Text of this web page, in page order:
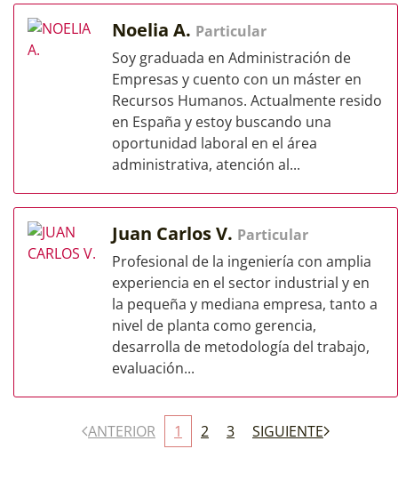
Noelia A. Particular
Soy graduada en Administración de
Empresas y cuento con un máster en
Recursos Humanos. Actualmente resido
en España y estoy buscando una
oportunidad laboral en el área
administrativa, atención al...
Juan Carlos V. Particular
Profesional de la ingeniería con amplia
experiencia en el sector industrial y en
la pequeña y mediana empresa, tanto a
nivel de planta como gerencia,
desarrolla de metodología del trabajo,
evaluación...
ANTERIOR 1 2 3 SIGUIENTE